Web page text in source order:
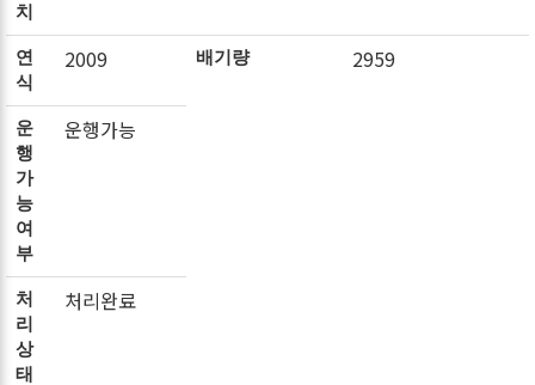
치
연
식
2009 배기량 2959
운
행
가
능
여
부
운행가능
처
리
상
태
처리완료